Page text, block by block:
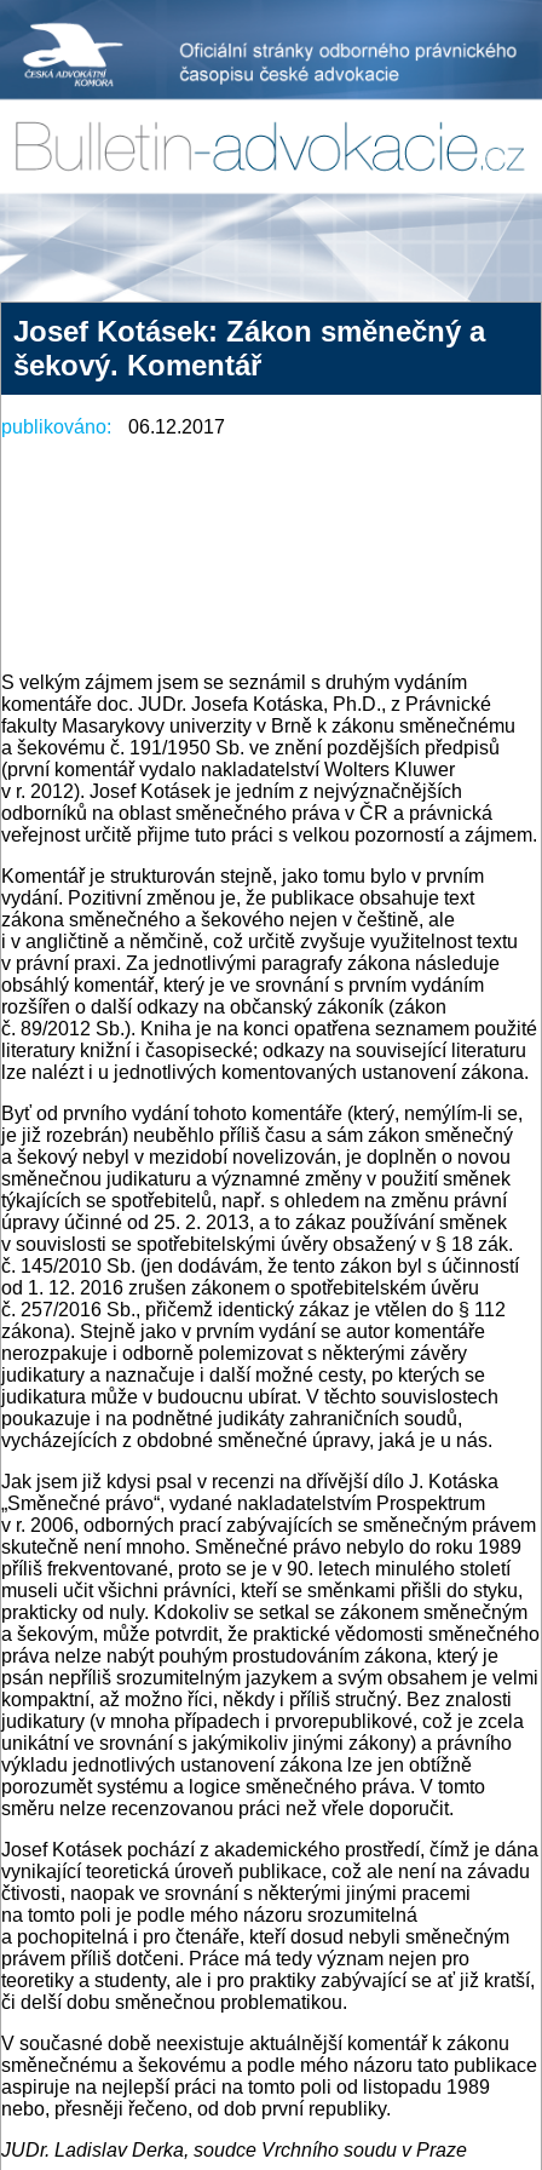
Josef Kotásek: Zákon směnečný a
šekový. Komentář
publikováno: 06.12.2017
S velkým zájmem jsem se seznámil s druhým vydáním
komentáře doc. JUDr. Josefa Kotáska, Ph.D., z Právnické
fakulty Masarykovy univerzity v Brně k zákonu směnečnému
a šekovému č. 191/1950 Sb. ve znění pozdějších předpisů
(první komentář vydalo nakladatelství Wolters Kluwer
v r. 2012). Josef Kotásek je jedním z nejvýznačnějších
odborníků na oblast směnečného práva v ČR a právnická
veřejnost určitě přijme tuto práci s velkou pozorností a zájmem.
Komentář je strukturován stejně, jako tomu bylo v prvním
vydání. Pozitivní změnou je, že publikace obsahuje text
zákona směnečného a šekového nejen v češtině, ale
i v angličtině a němčině, což určitě zvyšuje využitelnost textu
v právní praxi. Za jednotlivými paragrafy zákona následuje
obsáhlý komentář, který je ve srovnání s prvním vydáním
rozšířen o další odkazy na občanský zákoník (zákon
č. 89/2012 Sb.). Kniha je na konci opatřena seznamem použité
literatury knižní i časopisecké; odkazy na související literaturu
lze nalézt i u jednotlivých komentovaných ustanovení zákona.
Byť od prvního vydání tohoto komentáře (který, nemýlím-li se,
je již rozebrán) neuběhlo příliš času a sám zákon směnečný
a šekový nebyl v mezidobí novelizován, je doplněn o novou
směnečnou judikaturu a významné změny v použití směnek
týkajících se spotřebitelů, např. s ohledem na změnu právní
úpravy účinné od 25. 2. 2013, a to zákaz používání směnek
v souvislosti se spotřebitelskými úvěry obsažený v § 18 zák.
č. 145/2010 Sb. (jen dodávám, že tento zákon byl s účinností
od 1. 12. 2016 zrušen zákonem o spotřebitelském úvěru
č. 257/2016 Sb., přičemž identický zákaz je vtělen do § 112
zákona). Stejně jako v prvním vydání se autor komentáře
nerozpakuje i odborně polemizovat s některými závěry
judikatury a naznačuje i další možné cesty, po kterých se
judikatura může v budoucnu ubírat. V těchto souvislostech
poukazuje i na podnětné judikáty zahraničních soudů,
vycházejících z obdobné směnečné úpravy, jaká je u nás.
Jak jsem již kdysi psal v recenzi na dřívější dílo J. Kotáska
„Směnečné právo“, vydané nakladatelstvím Prospektrum
v r. 2006, odborných prací zabývajících se směnečným právem
skutečně není mnoho. Směnečné právo nebylo do roku 1989
příliš frekventované, proto se je v 90. letech minulého století
museli učit všichni právníci, kteří se směnkami přišli do styku,
prakticky od nuly. Kdokoliv se setkal se zákonem směnečným
a šekovým, může potvrdit, že praktické vědomosti směnečného
práva nelze nabýt pouhým prostudováním zákona, který je
psán nepříliš srozumitelným jazykem a svým obsahem je velmi
kompaktní, až možno říci, někdy i příliš stručný. Bez znalosti
judikatury (v mnoha případech i prvorepublikové, což je zcela
unikátní ve srovnání s jakýmikoliv jinými zákony) a právního
výkladu jednotlivých ustanovení zákona lze jen obtížně
porozumět systému a logice směnečného práva. V tomto
směru nelze recenzovanou práci než vřele doporučit.
Josef Kotásek pochází z akademického prostředí, čímž je dána
vynikající teo­retická úroveň publikace, což ale není na závadu
čtivosti, naopak ve srovnání s některými jinými pracemi
na tomto poli je podle mého názoru srozumitelná
a pochopitelná i pro čtenáře, kteří dosud nebyli směnečným
právem příliš dotčeni. Práce má tedy význam nejen pro
teoretiky a studenty, ale i pro praktiky zabývající se ať již kratší,
či delší dobu směnečnou problematikou.
V současné době neexistuje aktuálnější komentář k zákonu
směnečnému a šekovému a podle mého názoru tato publikace
aspiruje na nejlepší práci na tomto poli od listopadu 1989
nebo, přesněji řečeno, od dob první republiky.
JUDr. Ladislav Derka, soudce Vrchního soudu v Praze